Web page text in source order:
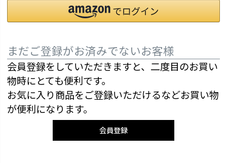
まだご登録がお済みでないお客様
会員登録をしていただきますと、二度目のお買い
物時にとても便利です。
お気に入り商品をご登録いただけるなどお買い物
が便利になります。
会員登録